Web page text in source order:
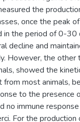
the
once the peak
in the period of 0-
decline and
However, the other
showed the
most animals,
to the presence
no immune
For the production